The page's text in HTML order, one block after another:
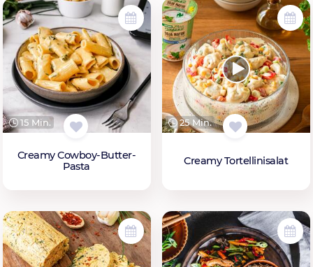
15 Min.
Creamy Cowboy-Butter-
Pasta
25 Min.
Creamy Tortellinisalat